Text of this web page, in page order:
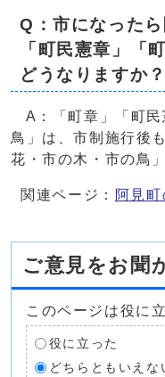
Q：市になった
「町民憲章」「
どうなりますか？
A：「町章」「町民
鳥」は、市制施行後
花・市の木・市の鳥
関連ページ： 阿見
ご意見をお聞
このページは役に
役に立った
どちらともいえな